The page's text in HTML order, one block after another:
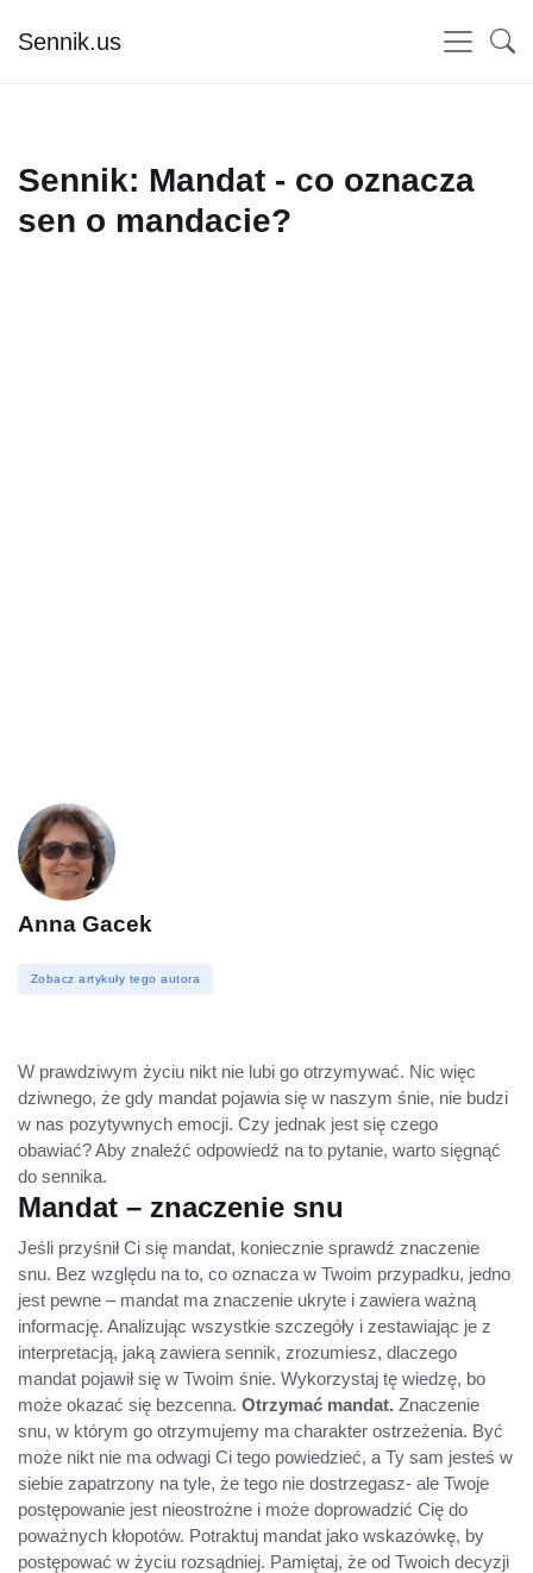
Sennik.us
Sennik: Mandat - co oznacza
sen o mandacie?
Anna Gacek
Zobacz artykuły tego autora
W prawdziwym życiu nikt nie lubi go otrzymywać. Nic więc
dziwnego, że gdy mandat pojawia się w naszym śnie, nie budzi
w nas pozytywnych emocji. Czy jednak jest się czego
obawiać? Aby znaleźć odpowiedź na to pytanie, warto sięgnąć
do sennika.
Mandat – znaczenie snu
Jeśli przyśnił Ci się mandat, koniecznie sprawdź znaczenie
snu. Bez względu na to, co oznacza w Twoim przypadku, jedno
jest pewne – mandat ma znaczenie ukryte i zawiera ważną
informację. Analizując wszystkie szczegóły i zestawiając je z
interpretacją, jaką zawiera sennik, zrozumiesz, dlaczego
mandat pojawił się w Twoim śnie. Wykorzystaj tę wiedzę, bo
może okazać się bezcenna. Otrzymać mandat. Znaczenie
snu, w którym go otrzymujemy ma charakter ostrzeżenia. Być
może nikt nie ma odwagi Ci tego powiedzieć, a Ty sam jesteś w
siebie zapatrzony na tyle, że tego nie dostrzegasz- ale Twoje
postępowanie jest nieostrożne i może doprowadzić Cię do
poważnych kłopotów. Potraktuj mandat jako wskazówkę, by
postępować w życiu rozsądniej. Pamiętaj, że od Twoich decyzji